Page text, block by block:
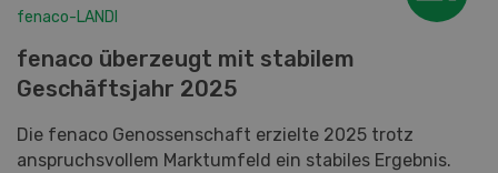
fenaco-LANDI
fenaco überzeugt mit stabilem
Geschäftsjahr 2025
Die fenaco Genossenschaft erzielte 2025 trotz
anspruchsvollem Marktumfeld ein stabiles Ergebnis.